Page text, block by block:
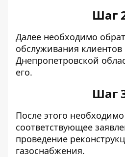
Шаг
Далее необходимо
обслуживания клиентов
Днепропетровской
его.
Шаг
После этого
соответствующее
проведение
газоснабжения.